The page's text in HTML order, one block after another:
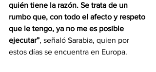
quién tiene la razón. Se trata de un
rumbo que, con todo el afecto y respeto
que le tengo, ya no me es posible
ejecutar”, señaló Sarabia, quien por
estos días se encuentra en Europa.